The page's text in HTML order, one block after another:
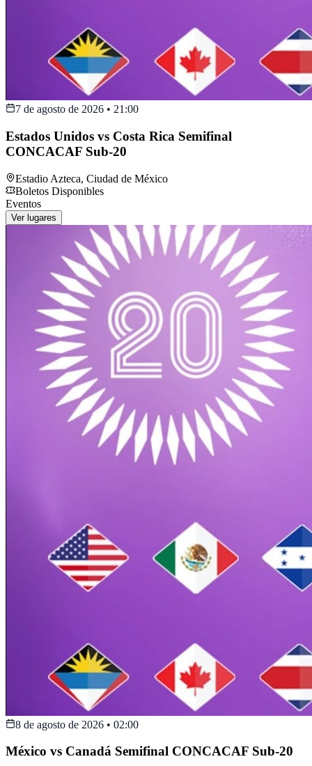
7 de agosto de 2026 • 21:00
Estados Unidos vs Costa Rica Semifinal
CONCACAF Sub-20
Estadio Azteca, Ciudad de México
Boletos Disponibles
Eventos
Ver lugares
8 de agosto de 2026 • 02:00
México vs Canadá Semifinal CONCACAF Sub-20